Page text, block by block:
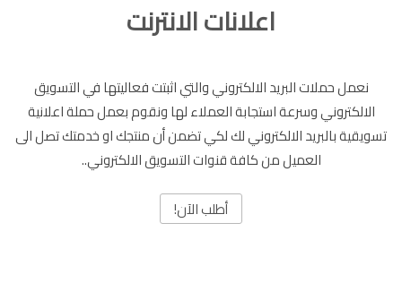
اعلانات الانترنت
نعمل حملات البريد الالكتروني والتي اثبتت فعاليتها في التسويق
الالكتروني وسرعة استجابة العملاء لها ونقوم بعمل حملة اعلانية
تسويقية بالبريد الالكتروني لك لكي تضمن أن منتجك او خدمتك تصل الى
العميل من كافة قنوات التسويق الالكتروني..
أطلب الآن!